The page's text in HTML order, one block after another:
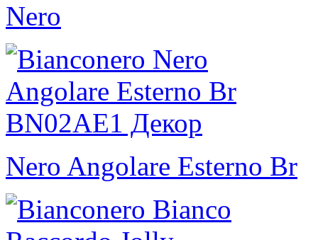
Nero
Nero Angolare Esterno Br